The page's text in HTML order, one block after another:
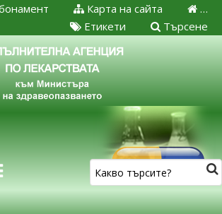
…
Карта на сайта
Търсене
Етикети